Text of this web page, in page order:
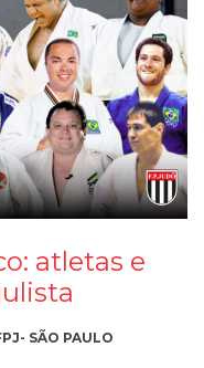
atletas e
SÃO PAULO